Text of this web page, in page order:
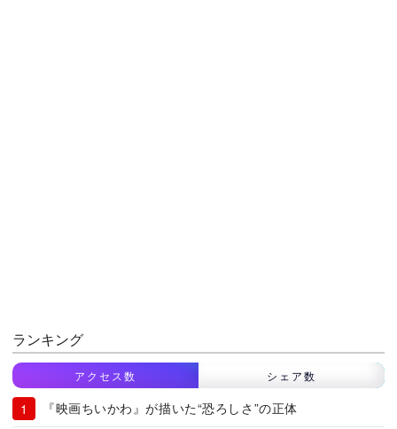
ランキング
アクセス数 シェア数
『映画ちいかわ』が描いた“恐ろしさ”の正体